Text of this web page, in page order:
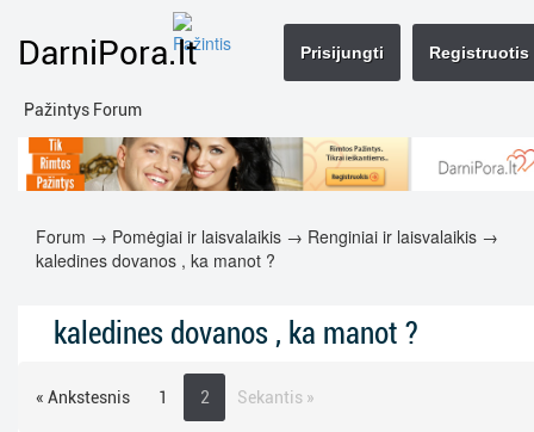
DarniPora.lt
Pažintys Forum
Registruotis
Prisijungti
Forum → Pomėgiai ir laisvalaikis → Renginiai ir laisvalaikis →
kaledines dovanos , ka manot ?
kaledines dovanos , ka manot ?
« Ankstesnis 1 2 Sekantis »